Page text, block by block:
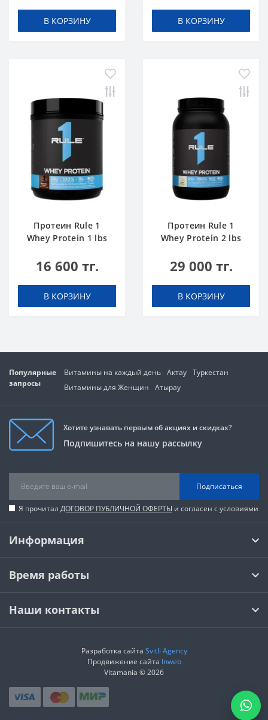
В КОРЗИНУ В КОРЗИНУ
Протеин Rule 1
Whey Protein 1 lbs
16 600 тг.
В КОРЗИНУ
Протеин Rule 1
Whey Protein 2 lbs
Мороженое
29 000 тг.
В КОРЗИНУ
Популярные
запросы
Витамины на каждый день Актау Туркестан
Витамины для Женщин
Атырау
Хотите узнавать первым об акциях и скидках?
Подпишитесь на нашу рассылку
Подписаться
Я прочитал ДОГОВОР ПУБЛИЧНОЙ ОФЕРТЫ и согласен с условиями
Информация
Время работы
Наши контакты
Разработка сайта Svitli Agency
Продвижение сайта Inweb
Vitamania © 2026